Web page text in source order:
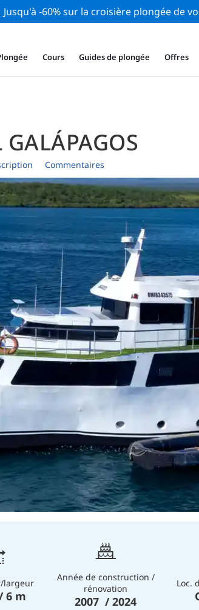
Jusqu'à -60% sur la croisière plongée de
Cours Guides de plongée Offres
Commentaires
largeur
6 m
Année de construction /
rénovation
2007 / 2024
Loc.